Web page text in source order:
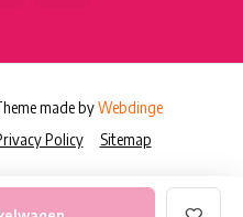
Policy Sitemap
made byWebdinge